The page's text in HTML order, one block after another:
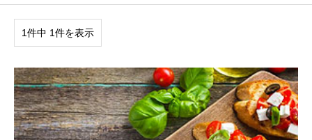
1件中 1件を表示